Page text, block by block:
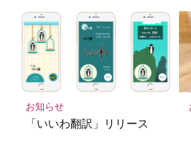
お知らせ
「いいわ翻訳」リリース